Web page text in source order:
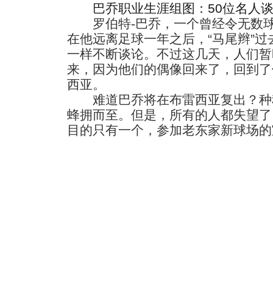
巴乔职业生涯组图：50位名人
罗伯特-巴乔，一个曾经令无数
在他远离足球一年之后，“马尾辫”
一样不断谈论。不过这几天，人们
来，因为他们的偶像回来了，回到
西亚。
难道巴乔将在布雷西亚复出？种
蜂拥而至。但是，所有的人都失望
目的只有一个，参加老东家新球场